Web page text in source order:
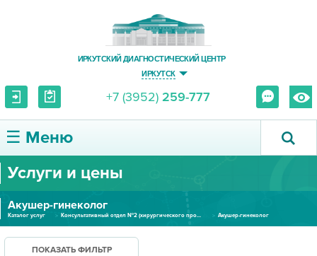
ИРКУТСКИЙ ДИАГНОСТИЧЕСКИЙ ЦЕНТР
ИРКУТСК
+7 (3952) 259-777
☰ Меню
О ЦЕНТРЕ
УСЛУГИ И ЦЕНЫ
ПАЦИЕНТУ
Услуги и цены
Акушер-гинеколог
Каталог услуг Консультативный отдел №2 (хирургического профиля) Акушер-гинеколог
ПОКАЗАТЬ ФИЛЬТР